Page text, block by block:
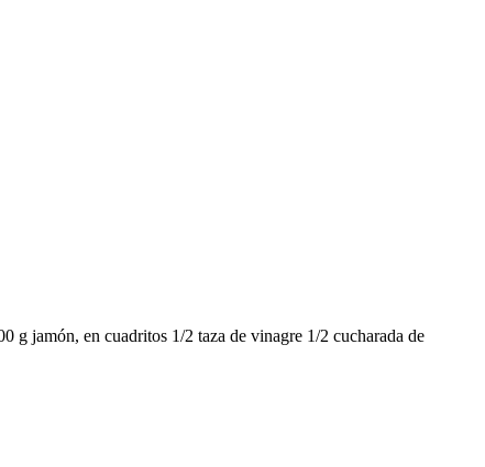
g jamón, en cuadritos 1/2 taza de vinagre 1/2 cucharada de